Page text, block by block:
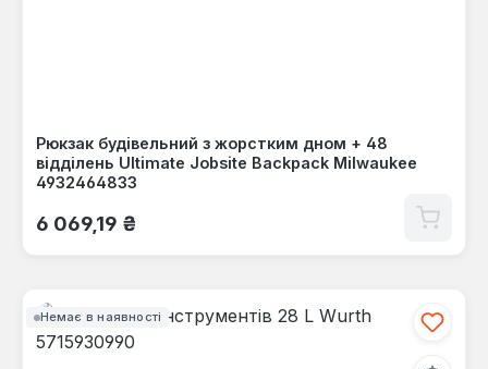
Рюкзак будівельний з жорстким дном + 48
відділень Ultimate Jobsite Backpack Milwaukee
4932464833
Звичайна ціна:
6 069,19 ₴
Немає в наявності